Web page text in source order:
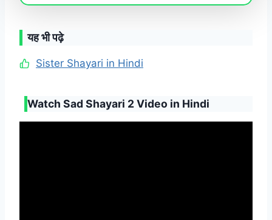
यह भी पढ़े
Sister Shayari in Hindi
Watch Sad Shayari 2 Video in Hindi